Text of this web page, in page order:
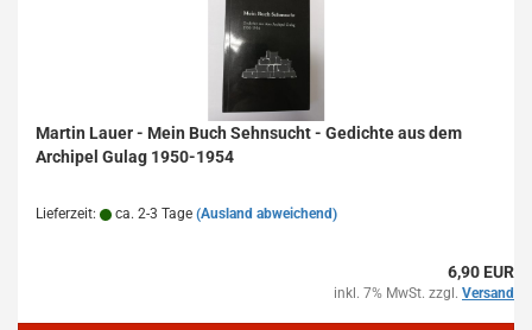
Martin Lauer - Mein Buch Sehnsucht - Gedichte aus dem
Archipel Gulag 1950-1954
Lieferzeit: ca. 2-3 Tage (Ausland abweichend)
6,90 EUR
inkl. 7% MwSt. zzgl. Versand